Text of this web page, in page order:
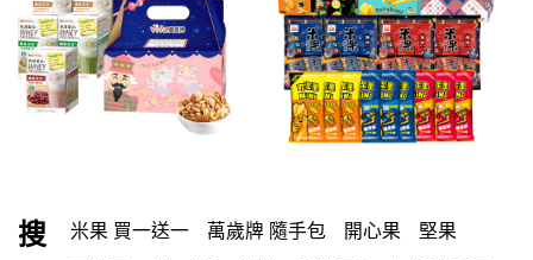
搜 米果 買一送一 萬歲牌 隨手包 開心果 堅果